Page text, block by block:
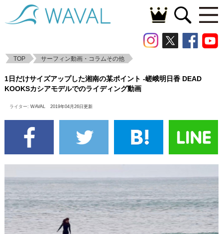
TOP サーフィン動画・コラムその他
-嵯峨明日香 DEAD KOOKSカシアモデルで
のライディング動画
1日だけサイズアップした湘南の某ポイント -嵯峨明日香 DEAD
KOOKSカシアモデルでのライディング動画
ライター: WAVAL 2019年04月26日更新